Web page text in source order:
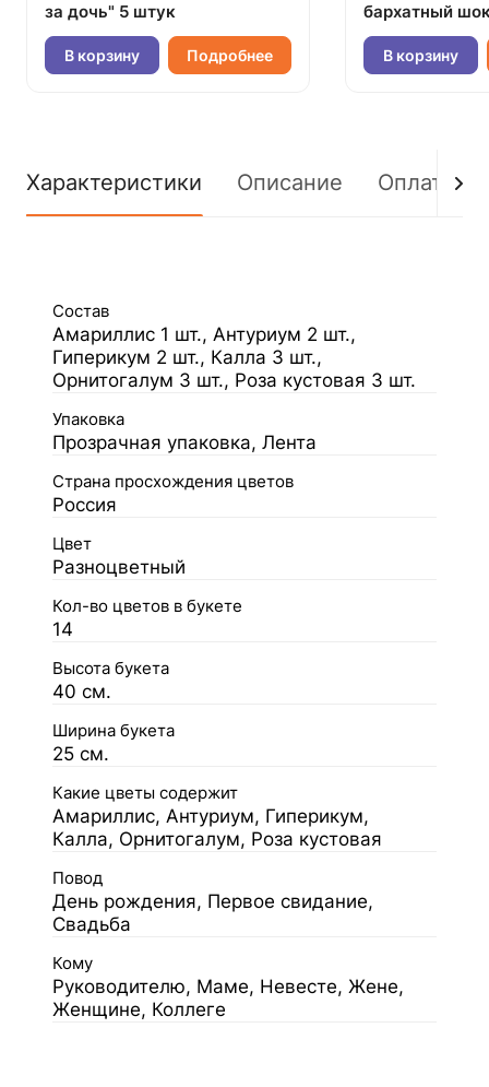
за дочь" 5 штук
В корзину Подробнее
бархатный
В корзину
Характеристики Описание Оплата
Состав
Амариллис 1 шт., Антуриум 2 шт.,
Гиперикум 2 шт., Калла 3 шт.,
Орнитогалум 3 шт., Роза кустовая 3 шт.
Упаковка
Прозрачная упаковка, Лента
Страна просхождения цветов
Россия
Цвет
Разноцветный
Кол-во цветов в букете
14
Высота букета
40 см.
Ширина букета
25 см.
Какие цветы содержит
Амариллис, Антуриум, Гиперикум,
Калла, Орнитогалум, Роза кустовая
Повод
День рождения, Первое свидание,
Свадьба
Кому
Руководителю, Маме, Невесте, Жене,
Женщине, Коллеге